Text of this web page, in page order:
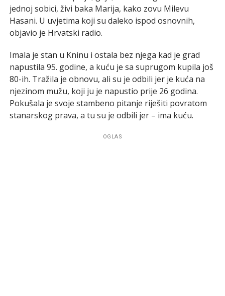
jednoj sobici, živi baka Marija, kako zovu Milevu
Hasani. U uvjetima koji su daleko ispod osnovnih,
objavio je Hrvatski radio.
Imala je stan u Kninu i ostala bez njega kad je grad
napustila 95. godine, a kuću je sa suprugom kupila još
80-ih. Tražila je obnovu, ali su je odbili jer je kuća na
njezinom mužu, koji ju je napustio prije 26 godina.
Pokušala je svoje stambeno pitanje riješiti povratom
stanarskog prava, a tu su je odbili jer – ima kuću.
OGLAS